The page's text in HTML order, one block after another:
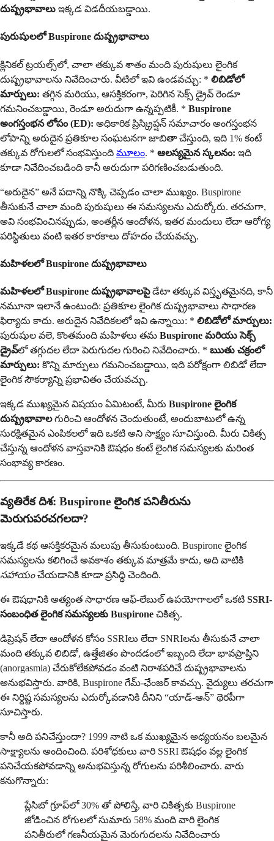
దుష్ప్రభావాలు ఇక్కడ విడదీయబడ్డాయి.
పురుషులలో Buspirone దుష్ప్రభావాలు
క్లినికల్ ట్రయల్స్‌లో, చాలా తక్కువ శాతం మంది పురుషులు లైంగిక
దుష్ప్రభావాలను నివేదించారు. వీటిలో ఇవి ఉండవచ్చు: * లిబిడోలో
మార్పులు: తగ్గిన మరియు, ఆసక్తికరంగా, పెరిగిన సెక్స్ డ్రైవ్ రెండూ
గమనించబడ్డాయి, రెండూ అరుదుగా ఉన్నప్పటికీ. * Buspirone
అంగస్తంభన లోపం (ED): అధికారిక ప్రిస్క్రిప్షన్ సమాచారం అంగస్తంభన
లోపాన్ని అరుదైన ప్రతికూల సంఘటనగా జాబితా చేస్తుంది, ఇది 1% కంటే
తక్కువ రోగులలో సంభవిస్తుంది మూలం. * ఆలస్యమైన స్కలనం: ఇది
కూడా నివేదించబడింది కానీ అరుదుగా పరిగణించబడుతుంది.
“అరుదైన” అనే పదాన్ని నొక్కి చెప్పడం చాలా ముఖ్యం. Buspirone
తీసుకునే చాలా మంది పురుషులు ఈ సమస్యలను ఎదుర్కోరు. తరచుగా,
అవి సంభవించినప్పుడు, అంతర్లీన ఆందోళన, ఇతర మందులు లేదా ఆరోగ్య
పరిస్థితులు వంటి ఇతర కారకాలు దోహదం చేయవచ్చు.
మహిళలలో Buspirone దుష్ప్రభావాలు
మహిళలలో Buspirone దుష్ప్రభావాలపైడేటా తక్కువ విస్తృతమైనది, కానీ
నమూనా ఇలానే ఉంటుంది: ప్రతికూల లైంగిక దుష్ప్రభావాలు సాధారణ
ఫిర్యాదు కాదు. అరుదైన నివేదికలలో ఇవి ఉన్నాయి: * లిబిడోలో మార్పులు:
పురుషుల వలె, కొంతమంది మహిళలు తమ Buspirone మరియు సెక్స్
డ్రైవ్లో తగ్గుదల లేదా పెరుగుదల గురించి నివేదించారు. * ఋతు చక్రంలో
మార్పులు: కొన్ని మార్పులు గమనించబడ్డాయి, ఇది పరోక్షంగా లిబిడో లేదా
లైంగిక సౌకర్యాన్ని ప్రభావితం చేయవచ్చు.
ఇక్కడ ముఖ్యమైన విషయం ఏమిటంటే, మీరు Buspirone లైంగిక
దుష్ప్రభావాలగురించి ఆందోళన చెందుతుంటే, అందుబాటులో ఉన్న
సురక్షితమైన ఎంపికలలో ఇది ఒకటి అని సాక్ష్యం సూచిస్తుంది. మీరు చికిత్స
చేస్తున్న ఆందోళన వాస్తవానికి ఔషధం కంటే లైంగిక సమస్యలకు మరింత
సంభావ్య కారణం.
వ్యతిరేక దిశ: Buspirone లైంగిక పనితీరును
మెరుగుపరచగలదా?
ఇక్కడే కథ ఆసక్తికరమైన మలుపు తీసుకుంటుంది. Buspirone లైంగిక
సమస్యలను కలిగించే అవకాశం తక్కువ మాత్రమే కాదు, అది వాటికి
సహాయంచేయడానికి కూడా ప్రసిద్ధి చెందింది.
ఈ ఔషధానికి అత్యంత సాధారణ ఆఫ్‌-లేబుల్ ఉపయోగాలలో ఒకటి SSRI-
సంబంధిత లైంగిక సమస్యలకు Buspirone చికిత్స.
డిప్రెషన్ లేదా ఆందోళన కోసం SSRIలు లేదా SNRIలను తీసుకునే చాలా
మంది తక్కువ లిబిడో, ఉత్తేజితం పొందడంలో ఇబ్బంది లేదా భావప్రాప్తిని
(anorgasmia) చేరుకోలేకపోవడం వంటి నిరాశపరిచే దుష్ప్రభావాలను
అనుభవిస్తారు. వారికి, Buspirone గేమ్-ఛేంజర్ కావచ్చు. వైద్యులు తరచుగా
ఈ నిర్దిష్ట సమస్యలను ఎదుర్కోవడానికి దీనిని “యాడ్-ఆన్” థెరపీగా
సూచిస్తారు.
కానీ అది పనిచేస్తుందా? 1999 నాటి ఒక ముఖ్యమైన అధ్యయనం బలమైన
సాక్ష్యాలను అందించింది. పరిశోధకులు వారి SSRI ఔషధం వల్ల లైంగిక
పనిచేయకపోవడాన్ని అనుభవిస్తున్న రోగులను పరిశీలించారు. వారు
కనుగొన్నారు:
ప్లేసిబో గ్రూప్‌లో 30% తో పోలిస్తే, వారి చికిత్సకు Buspirone
జోడించిన రోగులలో సుమారు 58% మంది వారి లైంగిక
పనితీరులో గణనీయమైన మెరుగుదలను నివేదించారు